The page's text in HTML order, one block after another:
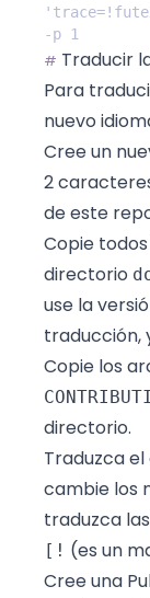
# Traducir
Para
nuevo
Cree un
2
de este
Copie
directorio
use la
traducción,
Copie los
directorio.
Traduzca
cambie los
traduzca
[! (es un
Cree una